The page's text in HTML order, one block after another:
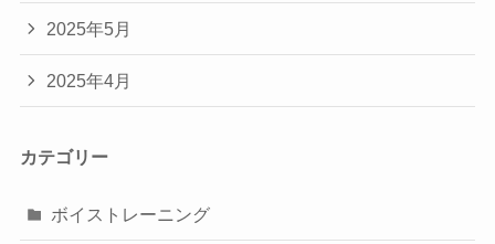
2025年5月
2025年4月
カテゴリー
ボイストレーニング